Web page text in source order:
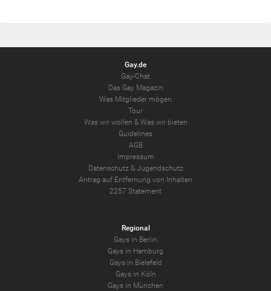
Gay.de
Gay-Chat
Das Gay Magazin
Was Mitglieder mögen
Tour
Was wir wollen & Was wir bieten
Guidelines
AGB
Impressum
Datenschutz& Jugendschutz
Antrag auf Entfernung von Inhalten
2257 Statement
Regional
Gays in Berlin
Gays in Hamburg
Gays in Bielefeld
Gays in Köln
Gays in München